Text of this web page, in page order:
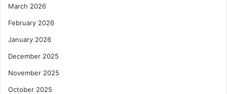
March 2026
February 2026
January 2026
December 2025
November 2025
October 2025